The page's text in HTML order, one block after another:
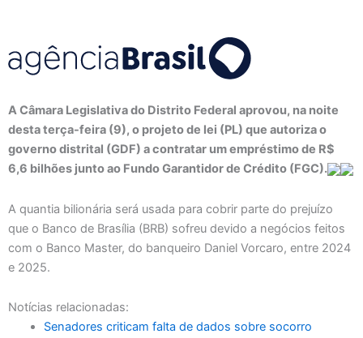
A Câmara Legislativa do Distrito Federal aprovou, na noite
desta terça-feira (9), o projeto de lei (PL) que autoriza o
governo distrital (GDF) a contratar um empréstimo de R$
6,6 bilhões junto ao Fundo Garantidor de Crédito (FGC).
A quantia bilionária será usada para cobrir parte do prejuízo
que o Banco de Brasília (BRB) sofreu devido a negócios feitos
com o Banco Master, do banqueiro Daniel Vorcaro, entre 2024
e 2025.
Notícias relacionadas:
Senadores criticam falta de dados sobre socorro